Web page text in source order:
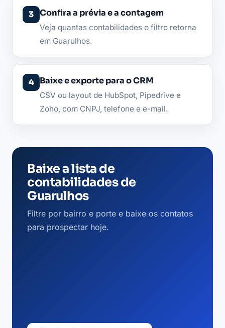
Confira a prévia e a contagem
Veja quantas contabilidades o filtro retorna
em Guarulhos.
Baixe e exporte para o CRM
CSV ou layout de HubSpot, Pipedrive e
Zoho, com CNPJ, telefone e e-mail.
Baixe a lista de
contabilidades de
Guarulhos
Filtre por bairro e porte e baixe os contatos
para prospectar hoje.